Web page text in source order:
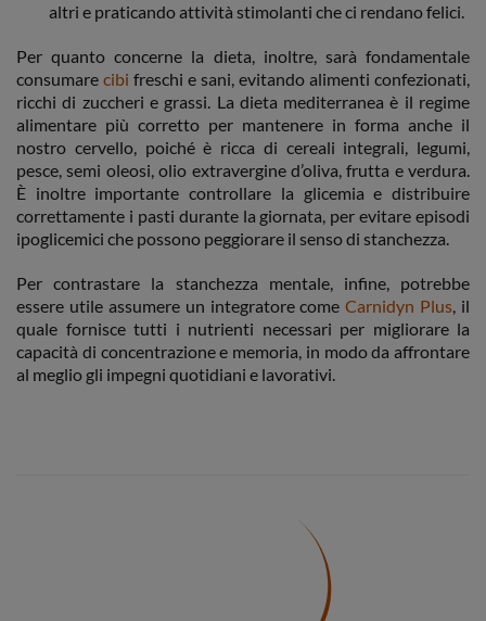
altri e praticando attività stimolanti che ci rendano felici.
Per quanto concerne la dieta, inoltre, sarà fondamentale
consumare cibi freschi e sani, evitando alimenti confezionati,
ricchi di zuccheri e grassi. La dieta mediterranea è il regime
alimentare più corretto per mantenere in forma anche il
nostro cervello, poiché è ricca di cereali integrali, legumi,
pesce, semi oleosi, olio extravergine d’oliva, frutta e verdura.
È inoltre importante controllare la glicemia e distribuire
correttamente i pasti durante la giornata, per evitare episodi
ipoglicemici che possono peggiorare il senso di stanchezza.
Per contrastare la stanchezza mentale, infine, potrebbe
essere utile assumere un integratore comeCarnidyn Plus, il
quale fornisce tutti i nutrienti necessari per migliorare la
capacità di concentrazione e memoria, in modo da affrontare
al meglio gli impegni quotidiani e lavorativi.